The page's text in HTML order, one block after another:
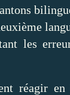
les
réagir en